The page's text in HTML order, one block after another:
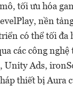
tối ưu hóa
nền
có thể tối đa
các công
Unity Ads,
thiết bị Aura